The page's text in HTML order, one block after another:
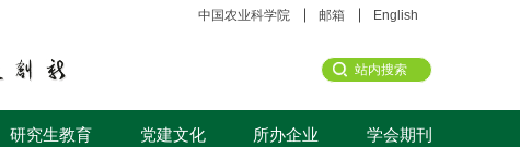
中国农业科学院 邮箱 English
研究生教育 党建文化 所办企业 学会期刊